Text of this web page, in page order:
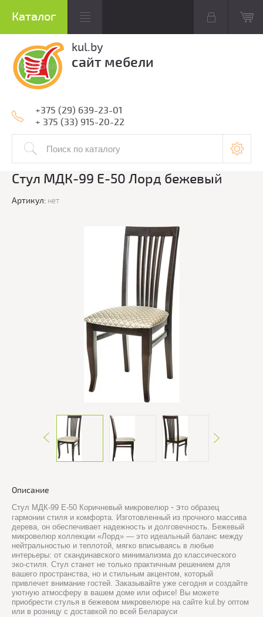
kul.by
сайт мебели
+375 (29) 639-23-01
+ 375 (33) 915-20-22
Стул МДК-99 Е-50 Лорд бежевый
Артикул: нет
Описание
Стул МДК-99 Е-50 Коричневый микровелюр - это образец
гармонии стиля и комфорта. Изготовленный из прочного массива
дерева, он обеспечивает надежность и долговечность. Бежевый
микровелюр коллекции «Лорд» — это идеальный баланс между
нейтральностью и теплотой, мягко вписываясь в любые
интерьеры: от скандинавского минимализма до классического
эко-стиля. Стул станет не только практичным решением для
вашего пространства, но и стильным акцентом, который
привлечет внимание гостей. Заказывайте уже сегодня и создайте
уютную атмосферу в вашем доме или офисе! Вы можете
приобрести стулья в бежевом микровелюре на сайте kul.by оптом
или в розницу с доставкой по всей Беларауси